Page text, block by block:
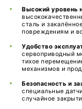
Высокий уровень
сталь и
повреждениям и
Удобство
сервоприводный
тихое
механизмов и
Безопасность и
специальные
случайное